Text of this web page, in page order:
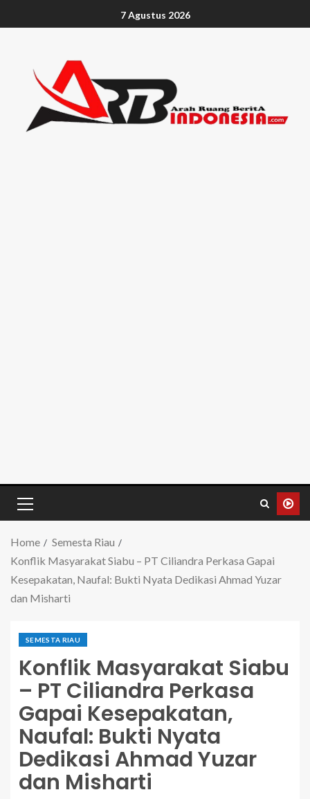
7 Agustus 2026
Home
Semesta Riau
Konflik Masyarakat Siabu – PT Ciliandra Perkasa Gapai
Kesepakatan, Naufal: Bukti Nyata Dedikasi Ahmad Yuzar
dan Misharti
SEMESTA RIAU
Konflik Masyarakat Siabu
– PT Ciliandra Perkasa
Gapai Kesepakatan,
Naufal: Bukti Nyata
Dedikasi Ahmad Yuzar
dan Misharti